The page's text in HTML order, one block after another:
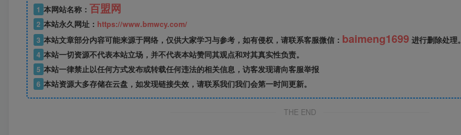
1 本网站名称： 百盟网
2 本站永久网址： https://www.bmwcy.com/
3 本站文章部分内容可能来源于网络，仅供大家学习与参考，如有侵权，请联系客服微信： baimeng1699 进行删除处理。
4 本站一切资源不代表本站立场，并不代表本站赞同其观点和对其真实性负责。
5 本站一律禁止以任何方式发布或转载任何违法的相关信息，访客发现请向客服举报
6 本站资源大多存储在云盘，如发现链接失效，请联系我们我们会第一时间更新。
THE END